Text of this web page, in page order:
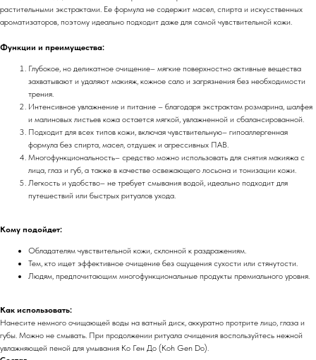
растительными экстрактами. Ее формула не содержит масел, спирта и искусственных
ароматизаторов, поэтому идеально подходит даже для самой чувствительной кожи.
Функции и преимущества:
Глубокое, но деликатное очищение– мягкие поверхностно активные вещества
захватывают и удаляют макияж, кожное сало и загрязнения без необходимости
трения.
Интенсивное увлажнение и питание – благодаря экстрактам розмарина, шалфея
и малиновых листьев кожа остается мягкой, увлажненной и сбалансированной.
Подходит для всех типов кожи, включая чувствительную– гипоаллергенная
формула без спирта, масел, отдушек и агрессивных ПАВ.
Многофункциональность– средство можно использовать для снятия макияжа с
лица, глаз и губ, а также в качестве освежающего лосьона и тонизации кожи.
Легкость и удобство– не требует смывания водой, идеально подходит для
путешествий или быстрых ритуалов ухода.
Кому подойдет:
Обладателям чувствительной кожи, склонной к раздражениям.
Тем, кто ищет эффективное очищение без ощущения сухости или стянутости.
Людям, предпочитающим многофункциональные продукты премиального уровня.
Как использовать:
Нанесите немного очищающей воды на ватный диск, аккуратно протрите лицо, глаза и
губы. Можно не смывать. При продолжении ритуала очищения воспользуйтесь нежной
увлажняющей пеной для умывания Ко Ген До (Koh Gen Do).